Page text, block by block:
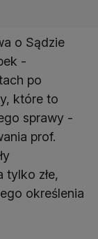
o Sądzie
-
po
które to
sprawy -
prof.
tylko złe,
określenia